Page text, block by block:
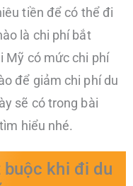
tiền để có thể đi
là chi phí bắt
Mỹ có mức chi phí
để giảm chi phí du
sẽ có trong bài
hiểu nhé.
buộc khi đi du